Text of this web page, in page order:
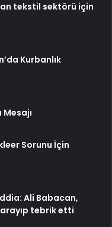
tekstil sektörü için
Kurbanlık
Mesajı
Sorunu İçin
Ali Babacan,
arayıp tebrik etti